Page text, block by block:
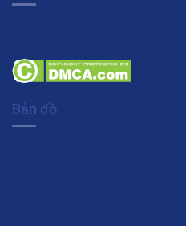
Bản đồ